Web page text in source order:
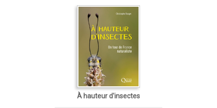
À hauteur d'insectes